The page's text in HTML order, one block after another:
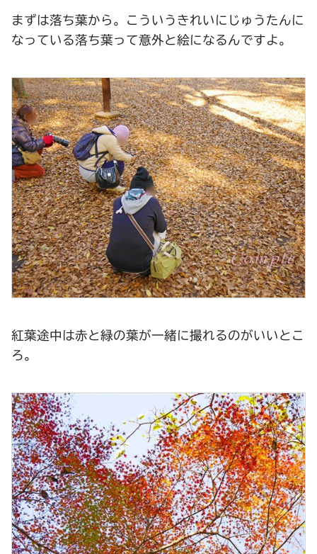
まずは落ち葉から。こういうきれいにじゅうたんに
なっている落ち葉って意外と絵になるんですよ。
紅葉途中は赤と緑の葉が一緒に撮れるのがいいとこ
ろ。